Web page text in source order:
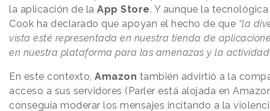
la aplicación de la App Store. Y aunque la
Cook ha declarado que apoyan el hecho de que “la
vista esté representada en nuestra tienda de
en nuestra plataforma para las amenazas y la actividad
En este contexto, Amazon también advirtió a la
acceso a sus servidores (Parler está alojada en
conseguía moderar los mensajes incitando a la